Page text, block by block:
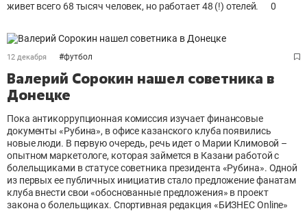
живет всего 68 тысяч человек, но работает 48 (!) отелей.
0
12 декабря #футбол
Валерий Сорокин нашел советника в
Донецке
Пока антикоррупционная комиссия изучает финансовые
документы «Рубина», в офисе казанского клуба появились
новые люди. В первую очередь, речь идет о Марии Климовой –
опытном маркетологе, которая займется в Казани работой с
болельщиками в статусе советника президента «Рубина». Одной
из первых ее публичных инициатив стало предложение фанатам
клуба внести свои «обоснованные предложения» в проект
закона о болельщиках. Спортивная редакция «БИЗНЕС Online»